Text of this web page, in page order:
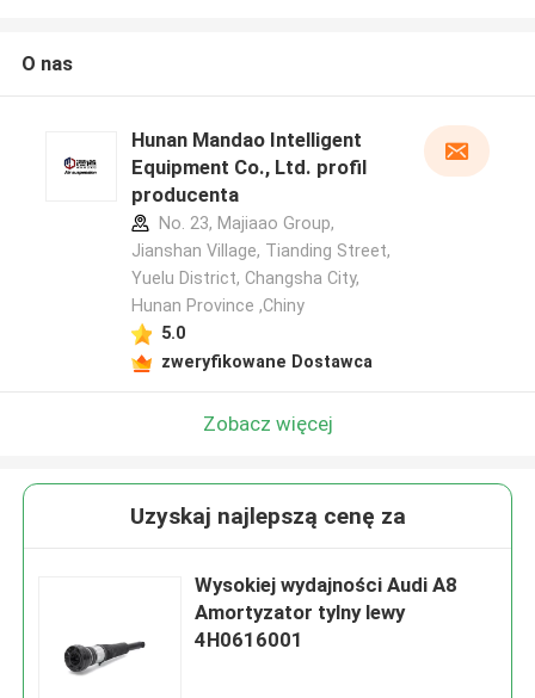
O nas
Hunan Mandao Intelligent
Equipment Co., Ltd. profil
producenta
No. 23, Majiaao Group,
Jianshan Village, Tianding Street,
Yuelu District, Changsha City,
Hunan Province ,Chiny
5.0
zweryfikowane Dostawca
Zobacz więcej
Uzyskaj najlepszą cenę za
Wysokiej wydajności Audi A8
Amortyzator tylny lewy
4H0616001